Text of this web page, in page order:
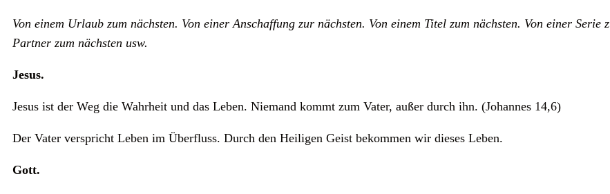
Von einem Urlaub zum nächsten. Von einer Anschaffung zur nächsten. Von einem Titel zum nächsten. Von einer Serie
Partner zum nächsten usw.
Jesus.
Jesus ist der Weg die Wahrheit und das Leben. Niemand kommt zum Vater, außer durch ihn. (Johannes 14,6)
Der Vater verspricht Leben im Überfluss. Durch den Heiligen Geist bekommen wir dieses Leben.
Gott.